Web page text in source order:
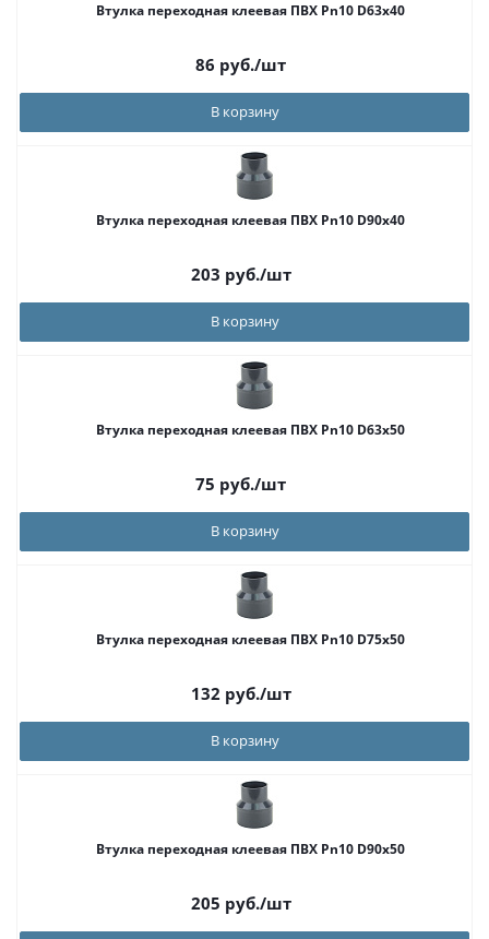
Втулка переходная клеевая ПВХ Pn10 D63х40
86 руб./шт
В корзину
Втулка переходная клеевая ПВХ Pn10 D90x40
203 руб./шт
В корзину
Втулка переходная клеевая ПВХ Pn10 D63х50
75 руб./шт
В корзину
Втулка переходная клеевая ПВХ Pn10 D75x50
132 руб./шт
В корзину
Втулка переходная клеевая ПВХ Pn10 D90x50
205 руб./шт